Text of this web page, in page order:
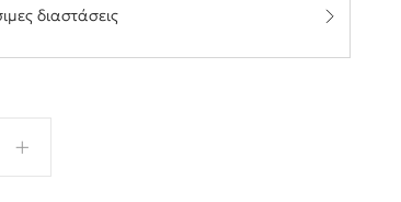
διαστάσεις